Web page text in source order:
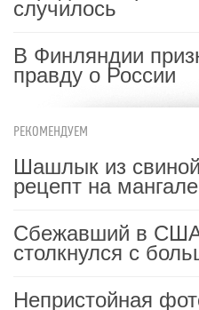
случилось
В Финляндии
правду о России
РЕКОМЕНДУЕМ
Шашлык из
рецепт на
Сбежавший в
столкнулся с
Непристойная